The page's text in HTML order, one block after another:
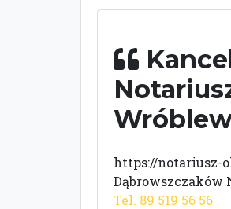
https://notariusz-
Dąbrowszczaków
Tel. 89 519 56 56